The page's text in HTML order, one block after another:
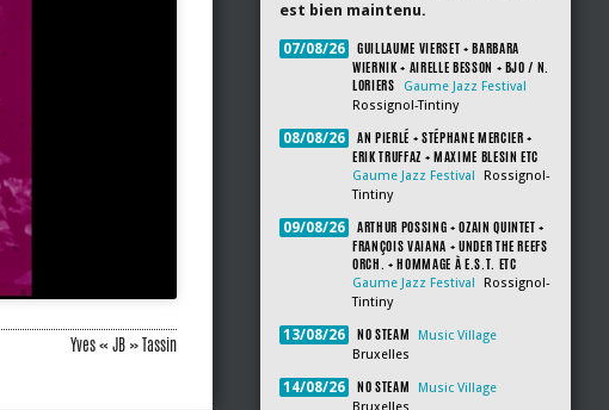
Yves « JB » Tassin
est bien maintenu.
07/08/26
GUILLAUME VIERSET + BARBARA
WIERNIK + AIRELLE BESSON + BJO / N.
LORIERS
Gaume Jazz Festival
Rossignol-Tintiny
08/08/26
AN PIERLÉ + STÉPHANE MERCIER +
ERIK TRUFFAZ + MAXIME BLESIN ETC
Gaume Jazz Festival
Rossignol-
Tintiny
09/08/26
ARTHUR POSSING + OZAIN QUINTET +
FRANÇOIS VAIANA + UNDER THE REEFS
ORCH. + HOMMAGE À E.S.T. ETC
Gaume Jazz Festival
Rossignol-
Tintiny
13/08/26 NO STEAM
Music Village
Bruxelles
14/08/26 NO STEAM
Music Village